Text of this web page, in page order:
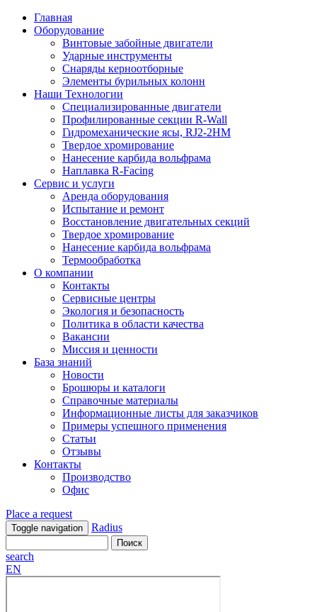
Главная
Оборудование
Винтовые забойные двигатели
Ударные инструменты
Снаряды керноотборные
Элементы бурильных колонн
Наши Технологии
Специализированные двигатели
Профилированные секции R-Wall
Гидромеханические ясы, RJ2-2HM
Твердое хромирование
Нанесение карбида вольфрама
Наплавка R-Facing
Сервис и услуги
Аренда оборудования
Испытание и ремонт
Восстановление двигательных секций
Твердое хромирование
Нанесение карбида вольфрама
Термообработка
О компании
Контакты
Сервисные центры
Экология и безопасность
Политика в области качества
Вакансии
Миссия и ценности
База знаний
Новости
Брошюры и каталоги
Справочные материалы
Информационные листы для заказчиков
Примеры успешного применения
Статьи
Отзывы
Контакты
Производство
Офис
Place a request
Toggle navigation Radius
search
EN